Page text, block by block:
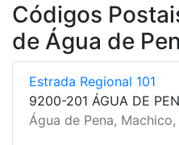
Códigos
de Água de
Estrada Regional 101
9200-201 ÁGUA DE
Água de Pena,